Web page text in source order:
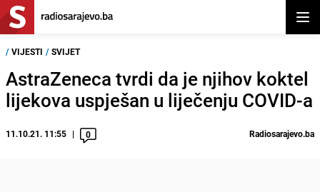
/ VIJESTI / SVIJET
AstraZeneca tvrdi da je njihov koktel
lijekova uspješan u liječenju COVID-a
11.10.21. 11:55 0 Radiosarajevo.ba